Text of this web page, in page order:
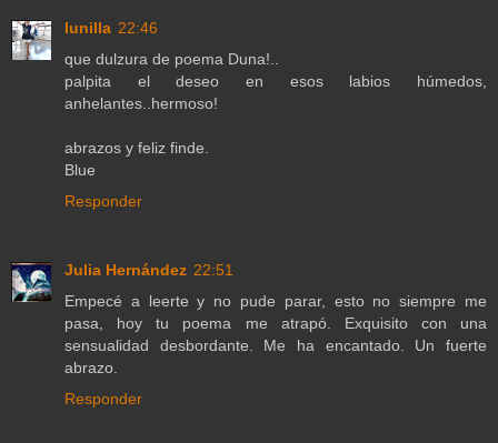
lunilla 22:46
que dulzura de poema Duna!..
palpita el deseo en esos labios húmedos,
anhelantes..hermoso!
abrazos y feliz finde.
Blue
Responder
Julia Hernández 22:51
Empecé a leerte y no pude parar, esto no siempre me
pasa, hoy tu poema me atrapó. Exquisito con una
sensualidad desbordante. Me ha encantado. Un fuerte
abrazo.
Responder